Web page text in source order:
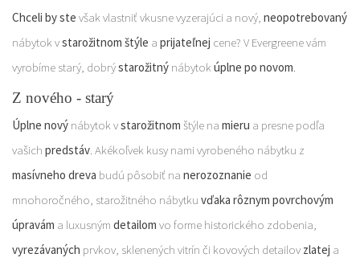
Chceli by ste však vlastniť vkusne vyzerajúci a nový, neopotrebovaný
nábytok vstarožitnom štýle a prijateľnej cene? V Evergreene vám
vyrobíme starý, dobrýstarožitný nábytokúplne po novom.
Z nového - starý
Úplne nový nábytok vstarožitnom štýle na mieru a presne podľa
vašich predstáv. Akékoľvek kusy nami vyrobeného nábytku z
masívneho dreva budú pôsobiť na nerozoznanie od
mnohoročného, starožitného nábytku vďaka rôznym povrchovým
úpravám a luxusným detailom vo forme historického zdobenia,
vyrezávaných prvkov, sklenených vitrín či kovových detailov zlatej a